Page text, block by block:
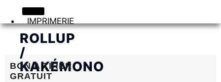
IMPRIMERIE
ROLLUP
/
KAKÉMONO
BON A TIRER
GRATUIT